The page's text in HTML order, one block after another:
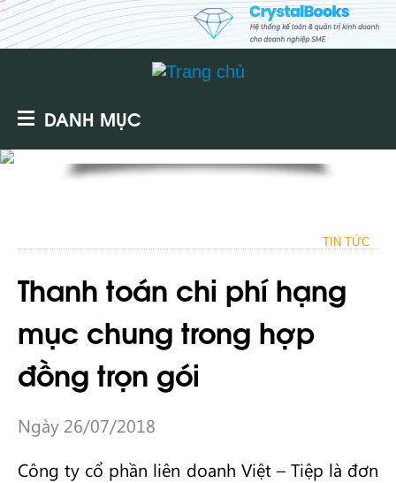
DANH MỤC
TIN TỨC
Thanh toán chi phí hạng
mục chung trong hợp
đồng trọn gói
Ngày 26/07/2018
Công ty cổ phần liên doanh Việt – Tiệp là đơn